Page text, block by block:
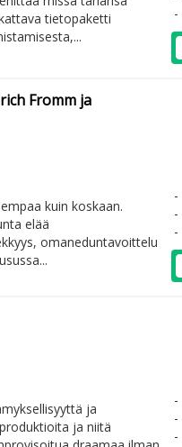
tietopaketti
Fromm ja
kuin koskaan.
elää
omaneduntavoittelu
ja
ja niitä